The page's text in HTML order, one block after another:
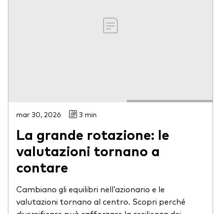
mar 30, 2026 3 min
La grande rotazione: le
valutazioni tornano a
contare
Cambiano gli equilibri nell’azionario e le
valutazioni tornano al centro. Scopri perché